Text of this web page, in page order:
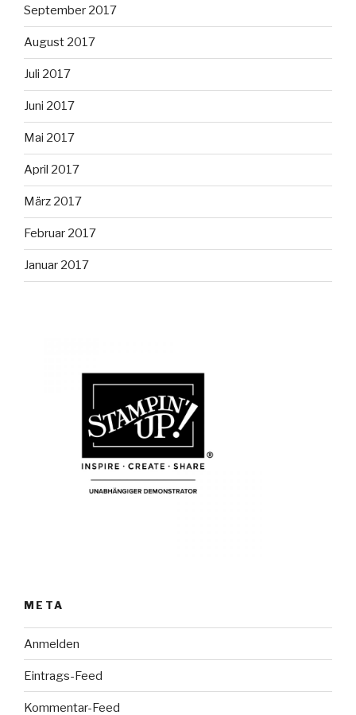
September 2017
August 2017
Juli 2017
Juni 2017
Mai 2017
April 2017
März 2017
Februar 2017
Januar 2017
META
Anmelden
Eintrags-Feed
Kommentar-Feed